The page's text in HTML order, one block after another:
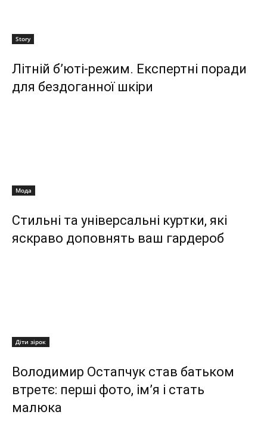
Story
Літній б’юті-режим. Експертні поради
для бездоганної шкіри
Мода
Стильні та універсальні куртки, які
яскраво доповнять ваш гардероб
Діти зірок
Володимир Остапчук став батьком
втретє: перші фото, ім’я і стать
малюка